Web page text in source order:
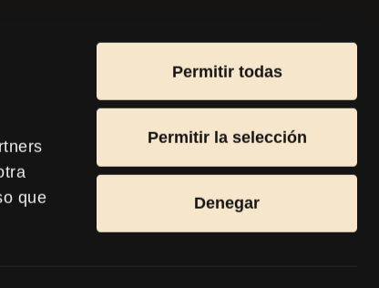
que
Permitir todas
Permitir la selección
Denegar
CON
DE